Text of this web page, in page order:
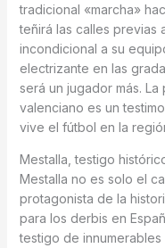
tradicional «marcha»
teñirá las calles previas
incondicional a su
electrizante en las
será un jugador más.
valenciano es un
vive el fútbol en la
Mestalla, testigo
Mestalla no es solo el
protagonista de la
para los derbis en
testigo de